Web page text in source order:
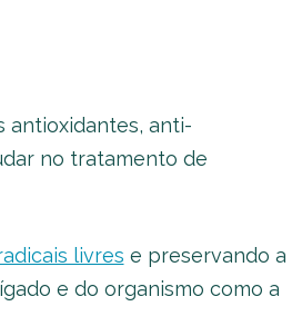
antioxidantes, anti-
no tratamento de
livres e preservando a
e do organismo como a